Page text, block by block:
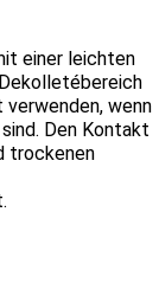
einer leichten
wenn
Den Kontakt
trockenen